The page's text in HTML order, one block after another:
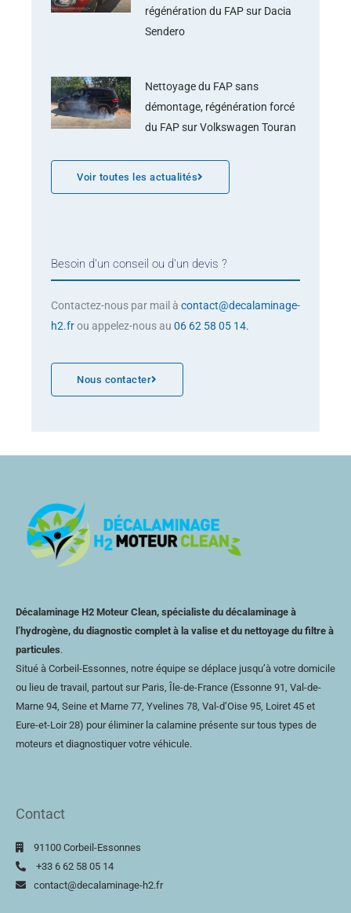
régénération du FAP sur Dacia
Sendero
Nettoyage du FAP sans
démontage, régénération forcé
du FAP sur Volkswagen Touran
Voir toutes les actualités
Besoin d'un conseil ou d'un devis ?
Contactez-nous par mail à contact@decalaminage-
h2.frou appelez-nous au 06 62 58 05 14.
Nous contacter
Décalaminage H2 Moteur Clean, spécialiste du décalaminage à
l’hydrogène, du diagnostic complet à la valise et du nettoyage du filtre à
particules.
Situé à Corbeil-Essonnes, notre équipe se déplace jusqu’à votre domicile
ou lieu de travail, partout sur Paris, Île-de-France (Essonne 91, Val-de-
Marne 94, Seine et Marne 77, Yvelines 78, Val-d’Oise 95, Loiret 45 et
Eure-et-Loir28) pour éliminer la calamine présente sur tous types de
moteurs et diagnostiquer votre véhicule.
Contact
91100 Corbeil-Essonnes
+33 6 62 58 05 14
contact@decalaminage-h2.fr